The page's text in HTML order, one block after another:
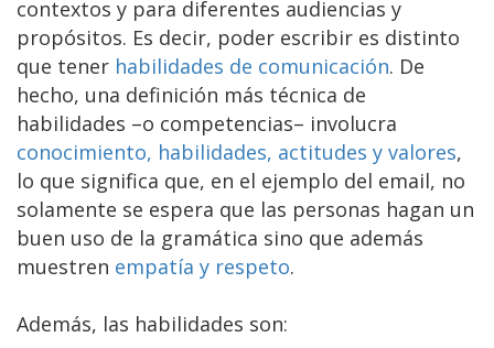
contextos y para diferentes audiencias y
propósitos. Es decir, poder escribir es distinto
que tener habilidades de comunicación. De
hecho, una definición más técnica de
habilidades –o competencias– involucra
conocimiento, habilidades, actitudes y valores,
lo que significa que, en el ejemplo del email, no
solamente se espera que las personas hagan un
buen uso de la gramática sino que además
muestren empatía y respeto.
Además, las habilidades son: